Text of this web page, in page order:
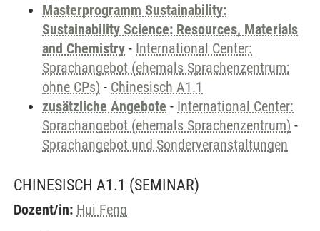
Masterprogramm Sustainability:
Sustainability Science: Resources, Materials
and Chemistry - International Center:
Sprachangebot (ehemals Sprachenzentrum;
ohne CPs) - Chinesisch A1.1
zusätzliche Angebote - International Center:
Sprachangebot (ehemals Sprachenzentrum) -
Sprachangebot und Sonderveranstaltungen
CHINESISCH A1.1 (SEMINAR)
Dozent/in: Hui Feng